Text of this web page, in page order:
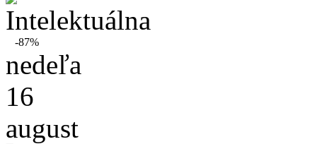
-87%
nedeľa
16
august